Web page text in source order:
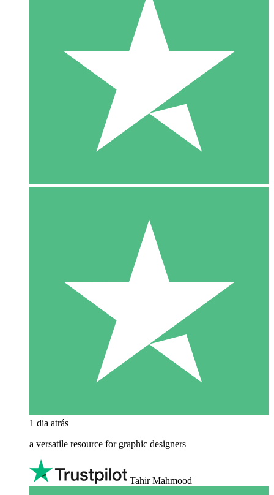
1 dia atrás
a versatile resource for graphic designers
Tahir Mahmood